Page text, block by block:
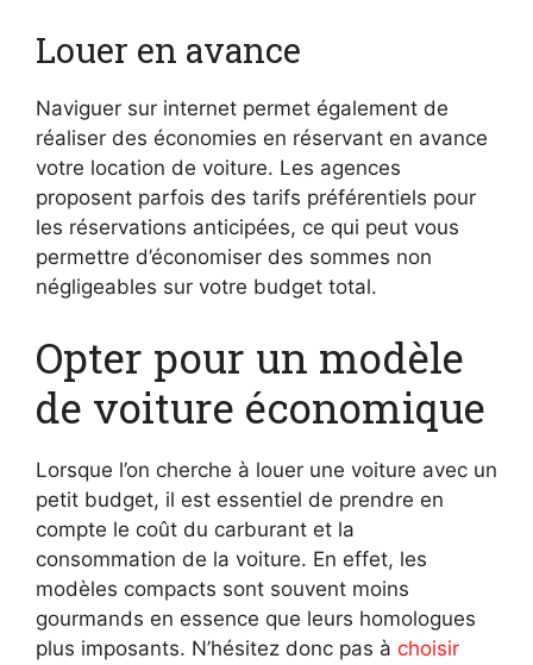
Louer en avance
Naviguer sur internet permet également de
réaliser des économies en réservant en avance
votre location de voiture. Les agences
proposent parfois des tarifs préférentiels pour
les réservations anticipées, ce qui peut vous
permettre d’économiser des sommes non
négligeables sur votre budget total.
Opter pour un modèle
de voiture économique
Lorsque l’on cherche à louer une voiture avec un
petit budget, il est essentiel de prendre en
compte le coût du carburant et la
consommation de la voiture. En effet, les
modèles compacts sont souvent moins
gourmands en essence que leurs homologues
plus imposants. N’hésitez donc pas à choisir